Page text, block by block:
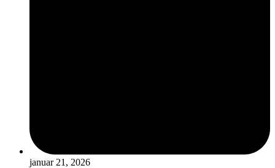
januar 21, 2026